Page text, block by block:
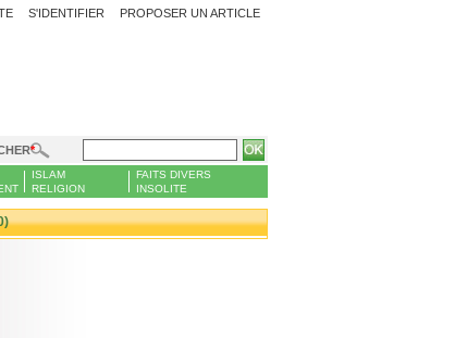
PROPOSER UN ARTICLE
S'IDENTIFIER
ISLAM
RELIGION
FAITS DIVERS
INSOLITE